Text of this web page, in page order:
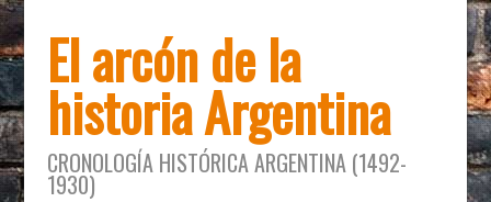
El arcón de la
historia Argentina
CRONOLOGÍA HISTÓRICA ARGENTINA (1492-
1930)